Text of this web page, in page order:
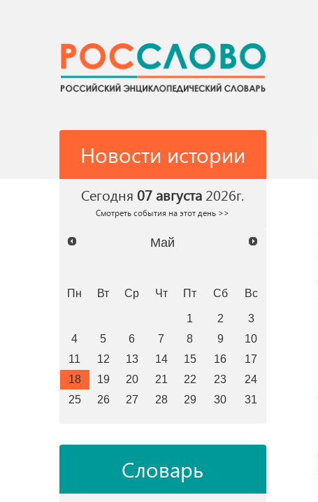
Новости истории
Сегодня 07 августа 2026г.
Смотреть события на этот день >>
Май
Пн Вт Ср Чт Пт Сб Вс
1 2
3
4
5 6 7 8 9
10
11
12 13 14 15 16
17
18
19 20 21 22 23
24
25
26 27 28 29 30 31
Словарь